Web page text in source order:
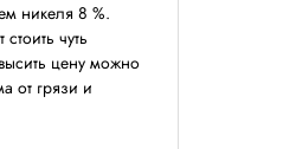
никеля 8 %.
чуть
цену можно
от грязи и